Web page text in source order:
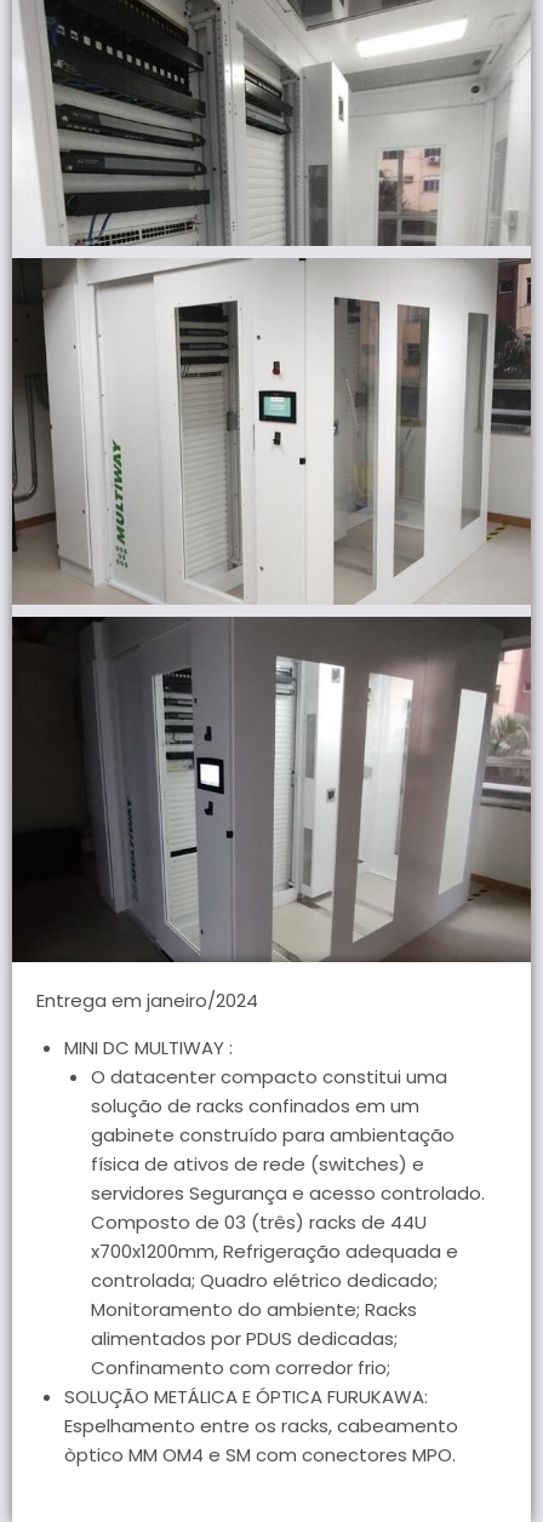
Entrega em janeiro/2024
MINI DC MULTIWAY :
O datacenter compacto constitui uma
solução de racks confinados em um
gabinete construído para ambientação
física de ativos de rede (switches) e
servidores Segurança e acesso controlado.
Composto de 03 (três) racks de 44U
x700x1200mm, Refrigeração adequada e
controlada; Quadro elétrico dedicado;
Monitoramento do ambiente; Racks
alimentados por PDUS dedicadas;
Confinamento com corredor frio;
SOLUÇÃO METÁLICA E ÓPTICA FURUKAWA:
Espelhamento entre os racks, cabeamento
òptico MM OM4 e SM com conectores MPO.